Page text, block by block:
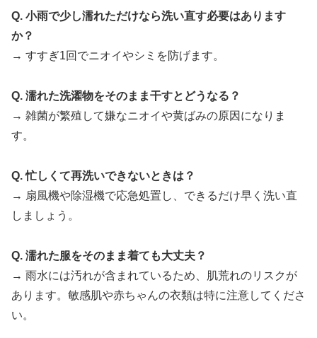
Q. 小雨で少し濡れただけなら洗い直す必要はあります
か？
→ すすぎ1回でニオイやシミを防げます。
Q. 濡れた洗濯物をそのまま干すとどうなる？
→ 雑菌が繁殖して嫌なニオイや黄ばみの原因になりま
す。
Q. 忙しくて再洗いできないときは？
→ 扇風機や除湿機で応急処置し、できるだけ早く洗い直
しましょう。
Q. 濡れた服をそのまま着ても大丈夫？
→ 雨水には汚れが含まれているため、肌荒れのリスクが
あります。敏感肌や赤ちゃんの衣類は特に注意してくださ
い。